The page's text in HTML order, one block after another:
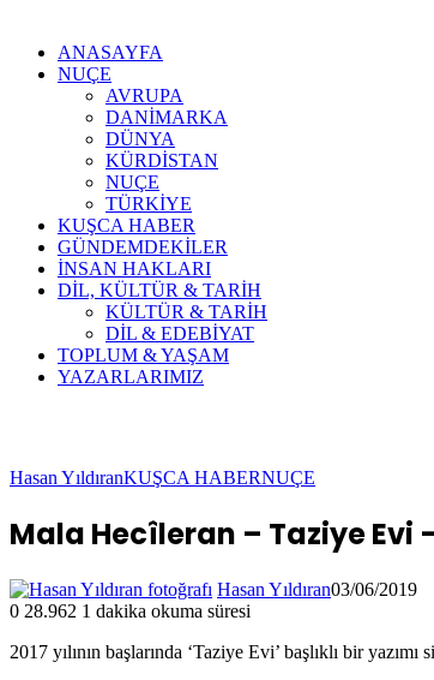
ANASAYFA
NUÇE
AVRUPA
DANİMARKA
DÜNYA
KÜRDİSTAN
NUÇE
TÜRKİYE
KUŞCA HABER
GÜNDEMDEKİLER
İNSAN HAKLARI
DİL, KÜLTÜR & TARİH
KÜLTÜR & TARİH
DİL & EDEBİYAT
TOPLUM & YAŞAM
YAZARLARIMIZ
Hasan YıldıranKUŞCA HABERNUÇE
Mala Hecîleran – Taziye Evi
Hasan Yıldıran03/06/2019
0 28.962 1 dakika okuma süresi
2017 yılının başlarında ‘Taziye Evi’ başlıklı bir yazımı